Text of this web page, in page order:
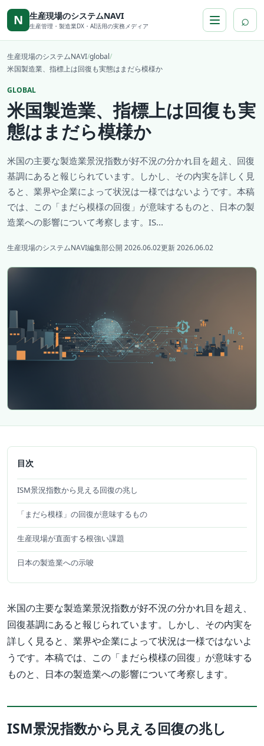
本文へ移動
N 生産現場のシステムNAVI
生産管理・製造業DX・AI活用の実務メディア ⌕
生産現場のシステムNAVI/global/
米国製造業、指標上は回復も実態はまだら模様か
GLOBAL
米国製造業、指標上は回復も実
態はまだら模様か
米国の主要な製造業景況指数が好不況の分かれ目を超え、回復
基調にあると報じられています。しかし、その内実を詳しく見
ると、業界や企業によって状況は一様ではないようです。本稿
では、この「まだら模様の回復」が意味するものと、日本の製
造業への影響について考察します。IS...
生産現場のシステムNAVI編集部公開 2026.06.02更新 2026.06.02
目次
ISM景況指数から見える回復の兆し
「まだら模様」の回復が意味するもの
生産現場が直面する根強い課題
日本の製造業への示唆
米国の主要な製造業景況指数が好不況の分かれ目を超え、
回復基調にあると報じられています。しかし、その内実を
詳しく見ると、業界や企業によって状況は一様ではないよ
うです。本稿では、この「まだら模様の回復」が意味する
ものと、日本の製造業への影響について考察します。
ISM景況指数から見える回復の兆し